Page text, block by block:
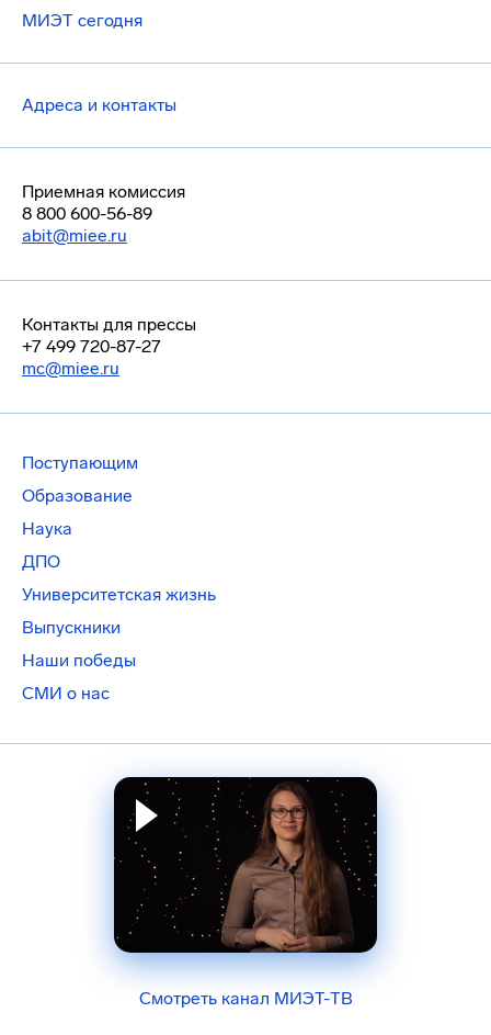
МИЭТ сегодня
Адреса и контакты
Приемная комиссия
8 800 600-56-89
abit@miee.ru
Контакты для прессы
+7 499 720-87-27
mc@miee.ru
Поступающим
Образование
Наука
ДПО
Университетская жизнь
Выпускники
Наши победы
СМИ о нас
Смотреть канал МИЭТ-ТВ